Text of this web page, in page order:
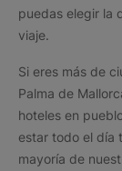
puedas elegir la
viaje.
Si eres más de
Palma de
hoteles en
estar todo el día
mayoría de